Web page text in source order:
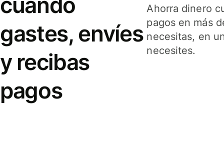
gastes, envíes
y recibas
pagos
Ahorra dinero
pagos en más
necesitas, en
necesites.